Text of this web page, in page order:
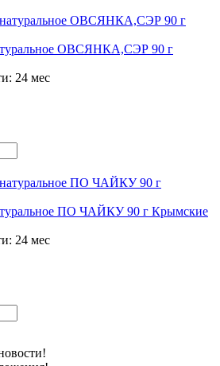
ОВСЯНКА,СЭР 90 г
24 мес
ПО ЧАЙКУ 90 г Крымские
24 мес